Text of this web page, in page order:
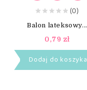
(0)
Balon lateksowy...
0,79 zł
Dodaj do koszyka